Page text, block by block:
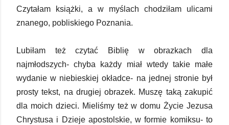
Czytałam książki, a w myślach chodziłam ulicami
znanego, pobliskiego Poznania.
Lubiłam też czytać Biblię w obrazkach dla
najmłodszych- chyba każdy miał wtedy takie małe
wydanie w niebieskiej okładce- na jednej stronie był
prosty tekst, na drugiej obrazek. Muszę taką zakupić
dla moich dzieci. Mieliśmy też w domu Życie Jezusa
Chrystusa i Dzieje apostolskie, w formie komiksu- to